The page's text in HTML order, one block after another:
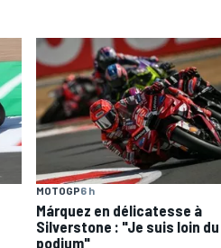
MOTOGP6 h
Márquez en délicatesse à
Silverstone : "Je suis loin du
podium"